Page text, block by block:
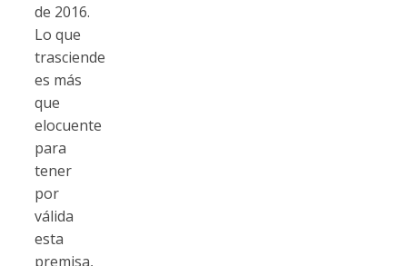
de 2016.
Lo que
trasciende
es más
que
elocuente
para
tener
por
válida
esta
premisa,